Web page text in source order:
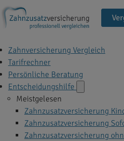
Zahnversicherung Vergleich
Tarifrechner
Persönliche Beratung
Entscheidungshilfe
Meistgelesen
Zahnzusatzversicherung
Zahnzusatzversicherung
Zahnzusatzversicherung